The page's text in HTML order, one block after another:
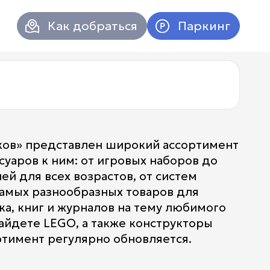
Как добраться Паркинг
представлен широкий ассортимент
к ним: от игровых наборов до
для всех возрастов, от систем
разнообразных товаров для
книг и журналов на тему любимого
LEGO, а также конструкторы
регулярно обновляется.